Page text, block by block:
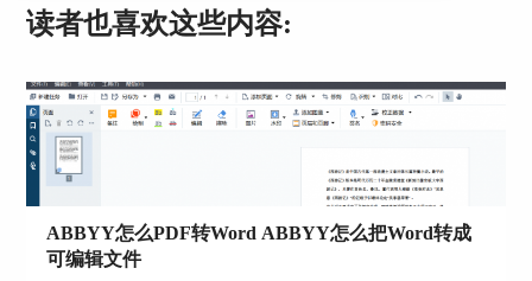
的弹窗，用户需要输入之前设置的访问密码进入文
件显示界面。
图5：输入加密文件访问密码
如图6所示为用户输入正确的访问密码后成功
打开office文件的界面展示。office文件加密后只有
先解密才能查看并编辑文档信息，这一操作能够在
读者也喜欢这些内容:
ABBYY怎么PDF转Word ABBYY怎么把Word转成
可编辑文件